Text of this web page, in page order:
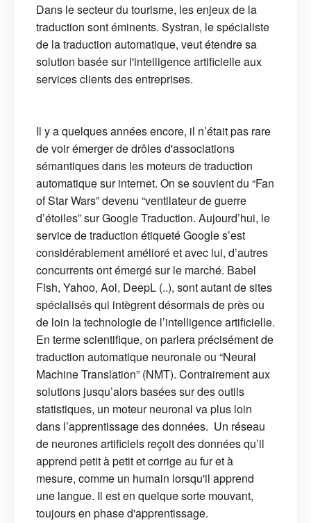
Dans le secteur du tourisme, les enjeux de la
traduction sont éminents. Systran, le spécialiste
de la traduction automatique, veut étendre sa
solution basée sur l'intelligence artificielle aux
services clients des entreprises.
Il y a quelques années encore, il n’était pas rare
de voir émerger de drôles d'associations
sémantiques dans les moteurs de traduction
automatique sur internet. On se souvient du “Fan
of Star Wars” devenu “ventilateur de guerre
d’étoiles” sur Google Traduction. Aujourd’hui, le
service de traduction étiqueté Google s’est
considérablement amélioré et avec lui, d’autres
concurrents ont émergé sur le marché. Babel
Fish, Yahoo, Aol, DeepL (..), sont autant de sites
spécialisés qui intègrent désormais de près ou
de loin la technologie de l’intelligence artificielle.
En terme scientifique, on parlera précisément de
traduction automatique neuronale ou “Neural
Machine Translation” (NMT). Contrairement aux
solutions jusqu’alors basées sur des outils
statistiques, un moteur neuronal va plus loin
dans l’apprentissage des données. Un réseau
de neurones artificiels reçoit des données qu’il
apprend petit à petit et corrige au fur et à
mesure, comme un humain lorsqu'il apprend
une langue. Il est en quelque sorte mouvant,
toujours en phase d'apprentissage.